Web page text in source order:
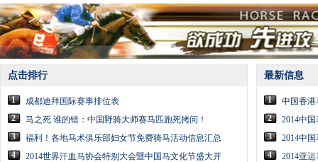
点击排行
1
成都迪拜国际赛事排位表
2
马之死 谁的错：中国野骑大师赛马匹跑死拷问！
3
福利！各地马术俱乐部妇女节免费骑马活动信息汇总
4
2014世界汗血马协会特别大会暨中国马文化节盛大开
最新信息
1
中国香港
2
2014中
3
2014中
4
2014亚